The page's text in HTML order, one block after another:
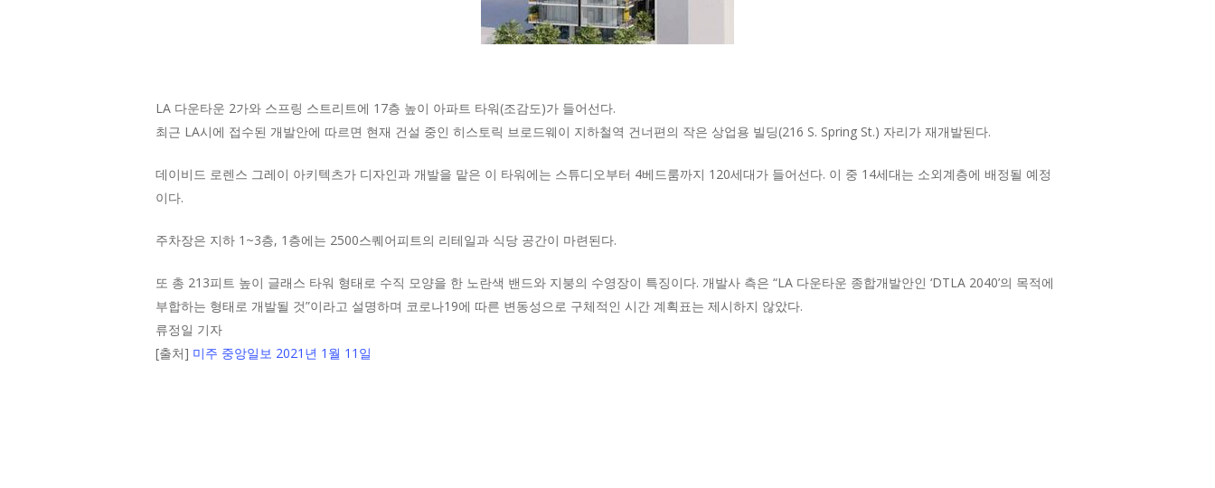
LA 다운타운 2가와 스프링 스트리트에 17층 높이 아파트 타워(조감도)가 들어선다.
최근 LA시에 접수된 개발안에 따르면 현재 건설 중인 히스토릭 브로드웨이 지하철역 건너편의 작은 상업용 빌딩(216 S. Spring St.) 자리가 재개발된다.
데이비드 로렌스 그레이 아키텍츠가 디자인과 개발을 맡은 이 타워에는 스튜디오부터 4베드룸까지 120세대가 들어선다. 이 중 14세대는 소외계층에 배정될 예정
이다.
주차장은 지하 1~3층, 1층에는 2500스퀘어피트의 리테일과 식당 공간이 마련된다.
또 총 213피트 높이 글래스 타워 형태로 수직 모양을 한 노란색 밴드와 지붕의 수영장이 특징이다. 개발사 측은 “LA 다운타운 종합개발안인 ‘DTLA 2040’의 목적에
부합하는 형태로 개발될 것”이라고 설명하며 코로나19에 따른 변동성으로 구체적인 시간 계획표는 제시하지 않았다.
류정일 기자
[출처] 미주 중앙일보 2021년 1월 11일